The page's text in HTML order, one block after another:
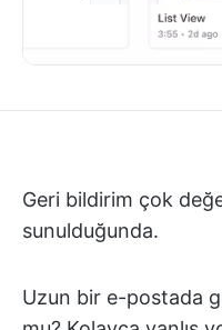
Geri bildirim çok
sunulduğunda.
Uzun bir e-postada